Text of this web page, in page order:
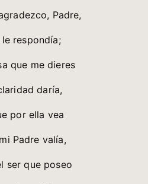
Padre,
respondía;
que me dieres
daría,
por ella vea
Padre valía,
ser que poseo